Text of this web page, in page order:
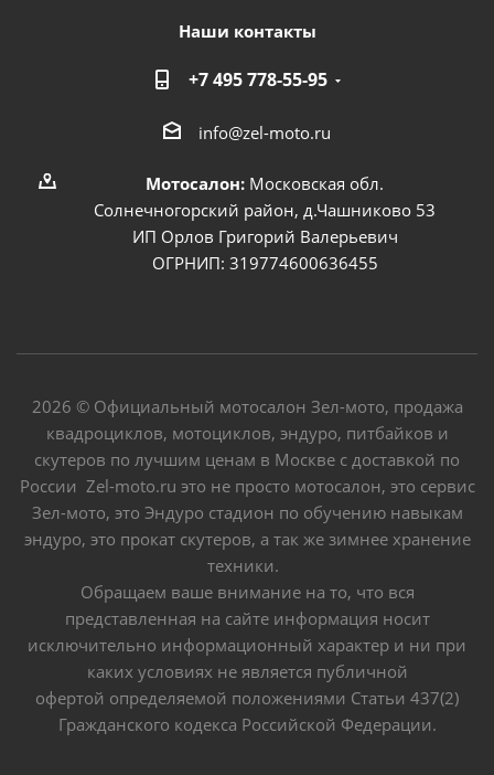
Наши контакты
+7 495 778-55-95
info@zel-moto.ru
Мотосалон: Московская обл.
Солнечногорский район, д.Чашниково 53
ИП Орлов Григорий Валерьевич
ОГРНИП: 319774600636455
2026 © Официальный мотосалон Зел-мото, продажа
квадроциклов, мотоциклов, эндуро, питбайков и
скутеров по лучшим ценам в Москве с доставкой по
России Zel-moto.ru это не просто мотосалон, это сервис
Зел-мото, это Эндуро стадион по обучению навыкам
эндуро, это прокат скутеров, а так же зимнее хранение
техники.
Обращаем ваше внимание на то, что вся
представленная на сайте информация носит
исключительно информационный характер и ни при
каких условиях не является публичной
офертой определяемой положениями Статьи 437(2)
Гражданского кодекса Российской Федерации.